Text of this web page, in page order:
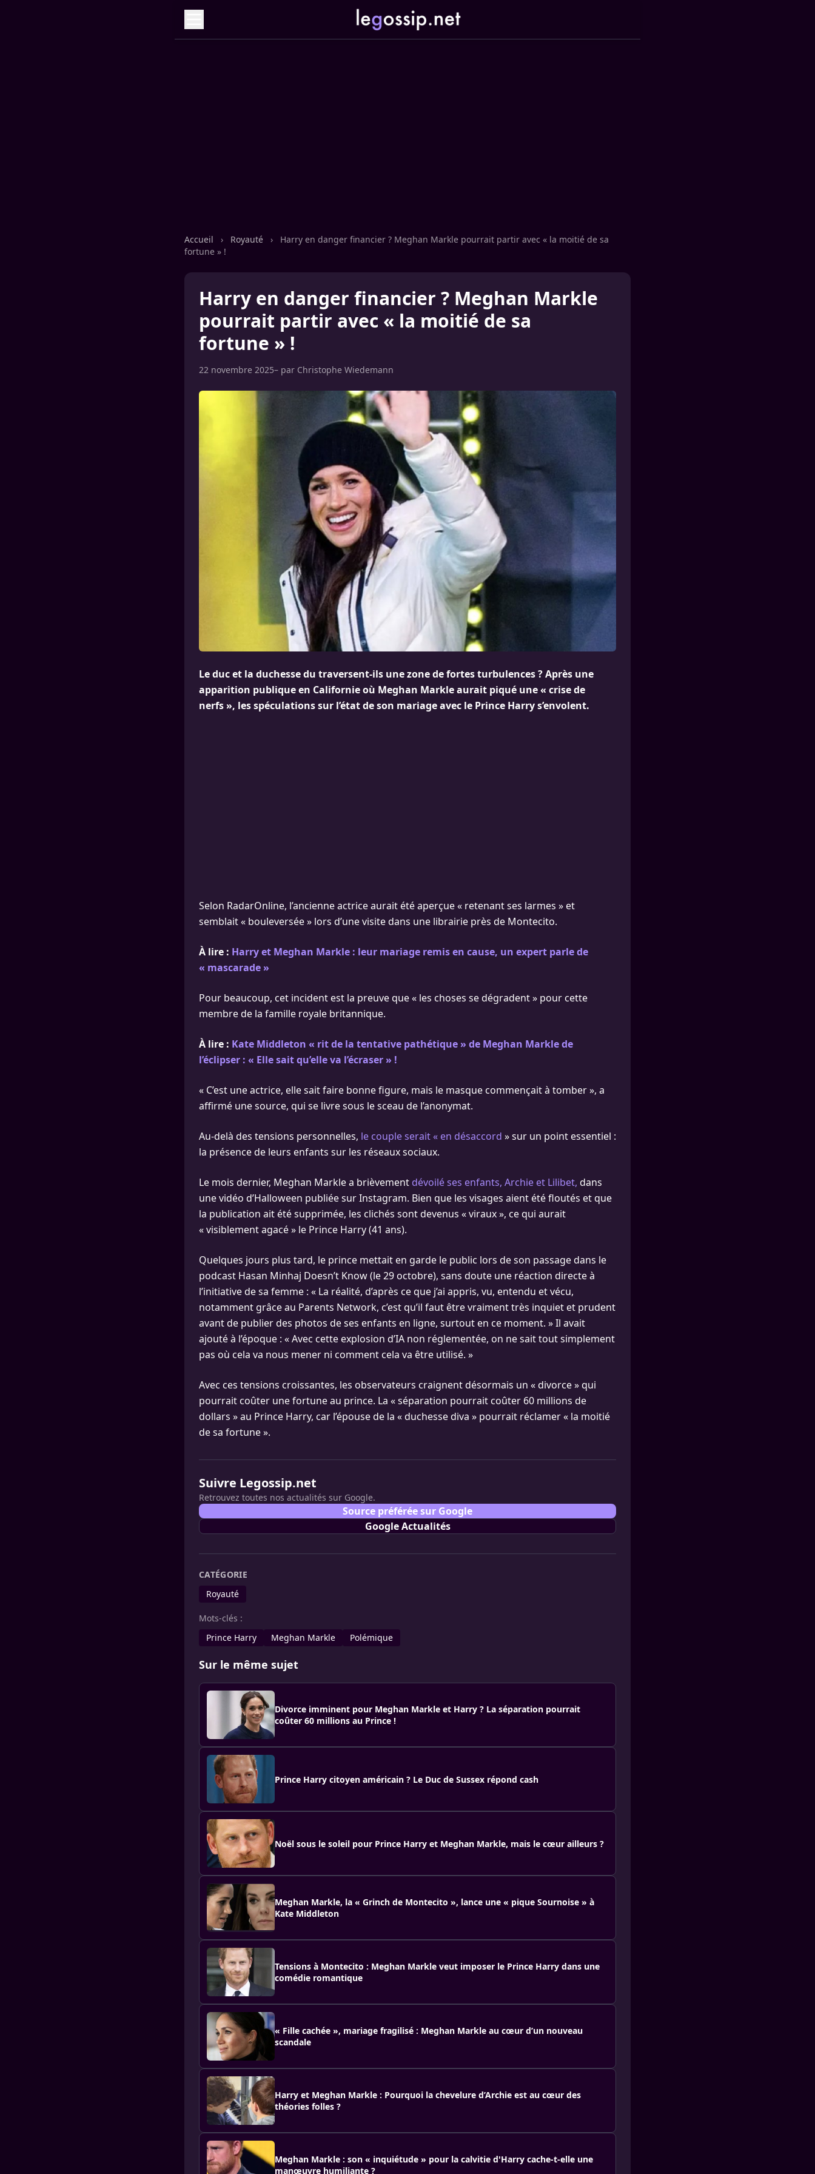
Accueil › Royauté ›
Harry en danger financier ? Meghan Markle pourrait partir avec « la moitié de sa
fortune » !
Harry en danger financier ? Meghan Markle
pourrait partir avec « la moitié de sa
fortune » !
22 novembre 2025– par Christophe Wiedemann
Le duc et la duchesse du traversent-ils une zone de fortes turbulences ? Après une
apparition publique en Californie où Meghan Markle aurait piqué une « crise de
nerfs », les spéculations sur l’état de son mariage avec le Prince Harry s’envolent.
Selon RadarOnline, l’ancienne actrice aurait été aperçue « retenant ses larmes » et
semblait « bouleversée » lors d’une visite dans une librairie près de Montecito.
À lire : Harry et Meghan Markle : leur mariage remis en cause, un expert parle de
« mascarade »
Pour beaucoup, cet incident est la preuve que « les choses se dégradent » pour cette
membre de la famille royale britannique.
À lire : Kate Middleton « rit de la tentative pathétique » de Meghan Markle de
l’éclipser : « Elle sait qu’elle va l’écraser » !
« C’est une actrice, elle sait faire bonne figure, mais le masque commençait à tomber », a
affirmé une source, qui se livre sous le sceau de l’anonymat.
Au-delà des tensions personnelles, le couple serait « en désaccord » sur un point essentiel :
la présence de leurs enfants sur les réseaux sociaux.
Le mois dernier, Meghan Markle a brièvement dévoilé ses enfants, Archie et Lilibet, dans
une vidéo d’Halloween publiée sur Instagram. Bien que les visages aient été floutés et que
la publication ait été supprimée, les clichés sont devenus « viraux », ce qui aurait
« visiblement agacé » le Prince Harry (41 ans).
Quelques jours plus tard, le prince mettait en garde le public lors de son passage dans le
podcast Hasan Minhaj Doesn’t Know (le 29 octobre), sans doute une réaction directe à
l’initiative de sa femme : « La réalité, d’après ce que j’ai appris, vu, entendu et vécu,
notamment grâce au Parents Network, c’est qu’il faut être vraiment très inquiet et prudent
avant de publier des photos de ses enfants en ligne, surtout en ce moment. » Il avait
ajouté à l’époque : « Avec cette explosion d’IA non réglementée, on ne sait tout simplement
pas où cela va nous mener ni comment cela va être utilisé. »
Avec ces tensions croissantes, les observateurs craignent désormais un « divorce » qui
pourrait coûter une fortune au prince. La « séparation pourrait coûter 60 millions de
dollars » au Prince Harry, car l’épouse de la « duchesse diva » pourrait réclamer « la moitié
de sa fortune ».
Suivre Legossip.net
Retrouvez toutes nos actualités sur Google.
Source préférée sur Google
Google Actualités
CATÉGORIE
Royauté
Mots-clés :
Prince Harry
Meghan Markle Polémique
Sur le même sujet
Divorce imminent pour Meghan Markle et Harry ? La séparation pourrait
coûter 60 millions au Prince !
Prince Harry citoyen américain ? Le Duc de Sussex répond cash
Noël sous le soleil pour Prince Harry et Meghan Markle, mais le cœur ailleurs ?
Meghan Markle, la « Grinch de Montecito », lance une « pique Sournoise » à
Kate Middleton
Tensions à Montecito : Meghan Markle veut imposer le Prince Harry dans une
comédie romantique
« Fille cachée », mariage fragilisé : Meghan Markle au cœur d’un nouveau
scandale
Harry et Meghan Markle : Pourquoi la chevelure d’Archie est au cœur des
théories folles ?
Meghan Markle : son « inquiétude » pour la calvitie d'Harry cache-t-elle une
manœuvre humiliante ?